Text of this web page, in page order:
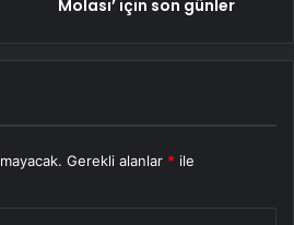
Molası’ için son günler
Gerekli alanlar * ile